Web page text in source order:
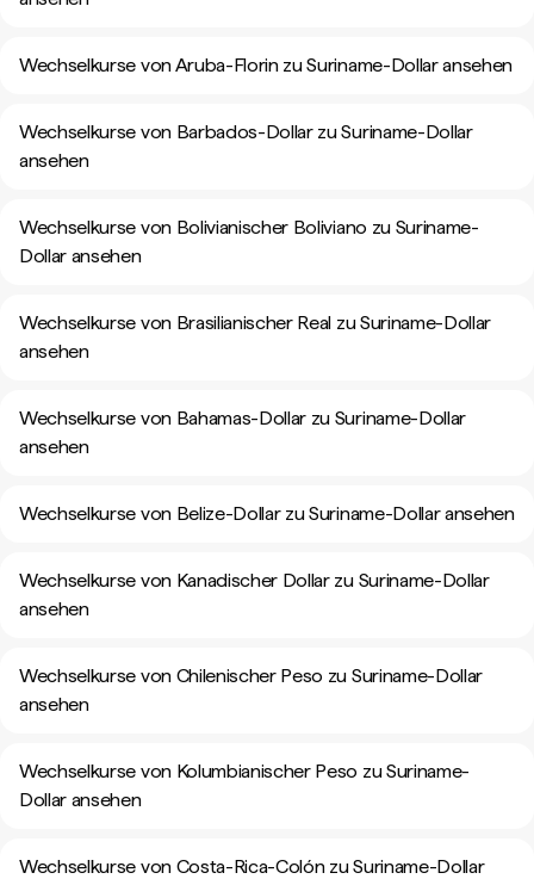
Wechselkurse von Aruba-Florin zu Suriname-Dollar ansehen
Wechselkurse von Barbados-Dollar zu Suriname-Dollar
ansehen
Wechselkurse von Bolivianischer Boliviano zu Suriname-
Dollar ansehen
Wechselkurse von Brasilianischer Real zu Suriname-Dollar
ansehen
Wechselkurse von Bahamas-Dollar zu Suriname-Dollar
ansehen
Wechselkurse von Belize-Dollar zu Suriname-Dollar ansehen
Wechselkurse von Kanadischer Dollar zu Suriname-Dollar
ansehen
Wechselkurse von Chilenischer Peso zu Suriname-Dollar
ansehen
Wechselkurse von Kolumbianischer Peso zu Suriname-
Dollar ansehen
Wechselkurse von Costa-Rica-Colón zu Suriname-Dollar